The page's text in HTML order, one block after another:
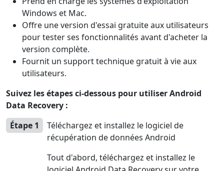
Windows et Mac.
Offre une version d'essai gratuite aux utilisateurs
pour tester ses fonctionnalités avant d'acheter la
version complète.
Fournit un support technique gratuit à vie aux
utilisateurs.
Suivez les étapes ci-dessous pour utiliser Android
Data Recovery :
Étape 1
Téléchargez et installez le logiciel de
récupération de données Android
Tout d'abord, téléchargez et installez le